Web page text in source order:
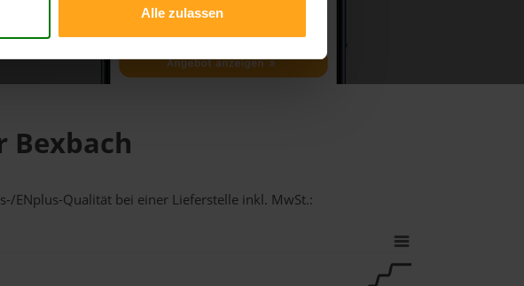
Alle zulassen
Bexbach
ENplus-Qualität bei einer Lieferstelle inkl. MwSt.: